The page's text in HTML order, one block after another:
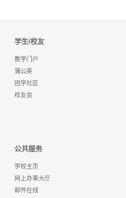
学生/校友
教学门户
蒲公英
团学社区
校友会
公共服务
学校主页
网上办事大厅
邮件在线